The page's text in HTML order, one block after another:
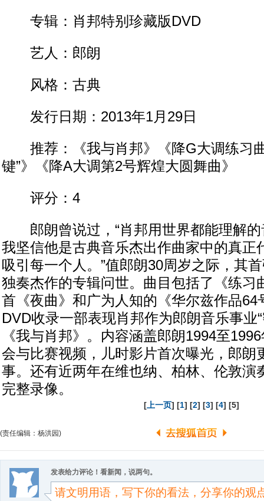
专辑：肖邦特别珍藏版DVD
艺人：郎朗
风格：古典
发行日期：2013年1月29日
推荐：《我与肖邦》《降G大调练习曲
键”》《降A大调第2号辉煌大圆舞曲》
评分：4
郎朗曾说过，“肖邦用世界都能理解的
我坚信他是古典音乐杰出作曲家中的真正
吸引每一个人。”值郎朗30周岁之际，其
独奏杰作的专辑问世。曲目包括了《练习
首《夜曲》和广为人知的《华尔兹作品64
DVD收录一部表现肖邦作为郎朗音乐事业
《我与肖邦》。内容涵盖郎朗1994至
会与比赛视频，儿时影片首次曝光，郎朗
事。还有近两年在维也纳、柏林、伦敦演
完整录像。
[ 上一页] [1] [2] [3] [4] [5]
(责任编辑：杨洪园)
发表给力评论！看新闻，说两句。